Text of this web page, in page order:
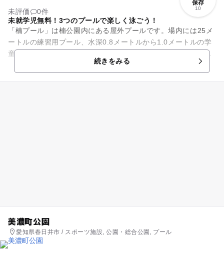
保存
10
未評価
0件
未就学児無料！3つのプールで楽しく泳ごう！
「楠プール」は楠公園内にある屋外プールです。場内には25メ
ートルの練習用プール、水深0.8メートルから1.0メートルの学
童用プール、小さなお子さんも安心な水深0.3メートル～0.4メ
続きをみる
美濃町公園
愛知県春日井市 / スポーツ施設, 公園・総合公園, プール